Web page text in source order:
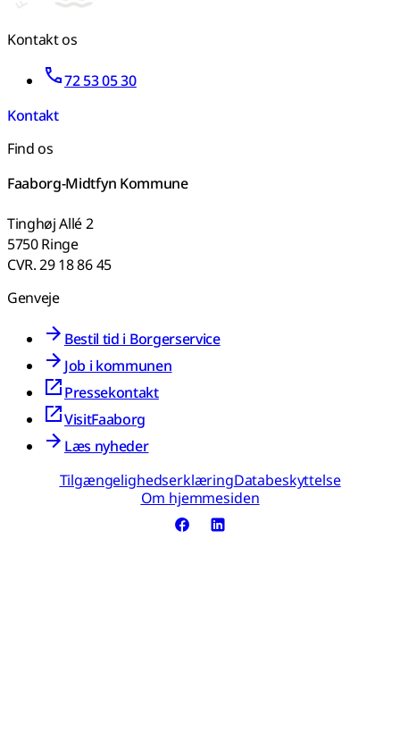
Kontakt os
72 53 05 30
Kontakt
Find os
Faaborg-Midtfyn Kommune
Tinghøj Allé 2
5750 Ringe
CVR. 29 18 86 45
Genveje
Bestil tid i Borgerservice
Job i kommunen
Pressekontakt
VisitFaaborg
Læs nyheder
TilgængelighedserklæringDatabeskyttelse
Om hjemmesiden